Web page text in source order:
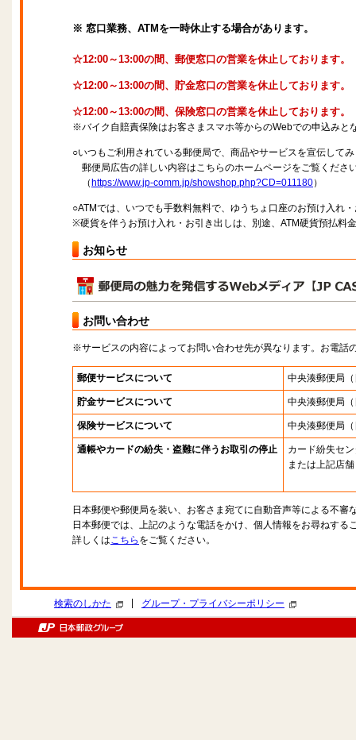
※ 窓口業務、ATMを一時休止する場合があります。
☆12:00～13:00の間、郵便窓口の営業を休止しております。
☆12:00～13:00の間、貯金窓口の営業を休止しております。
☆12:00～13:00の間、保険窓口の営業を休止しております。
※バイク自賠責保険はお客さまスマホ等からのWebでの申込みと
○いつもご利用されている郵便局で、商品やサービスを宣伝して
郵便局広告の詳しい内容はこちらのホームページをご覧くださ
（ https://www.jp-comm.jp/showshop.php?CD=011180）
○ATMでは、いつでも手数料無料で、ゆうちょ口座のお預け入れ
※硬貨を伴うお預け入れ・お引き出しは、別途、ATM硬貨預払料
お知らせ
お問い合わせ
※サービスの内容によってお問い合わせ先が異なります。お電話
郵便サービスについて 中央湊郵便局
貯金サービスについて 中央湊郵便局
保険サービスについて 中央湊郵便局
通帳やカードの紛失・盗難に伴うお取引の停止
カード紛失セ
または上記店舗
日本郵便や郵便局を装い、お客さま宛てに自動音声等による不審
日本郵便では、上記のような電話をかけ、個人情報をお尋ねする
詳しくはこちら をご覧ください。
検索のしかた グループ・プライバシーポリシー